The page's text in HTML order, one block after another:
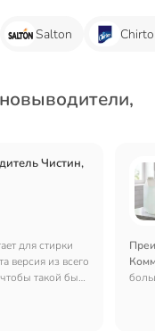
Salton
Чистин,
для стирки
версия из всего
такой был